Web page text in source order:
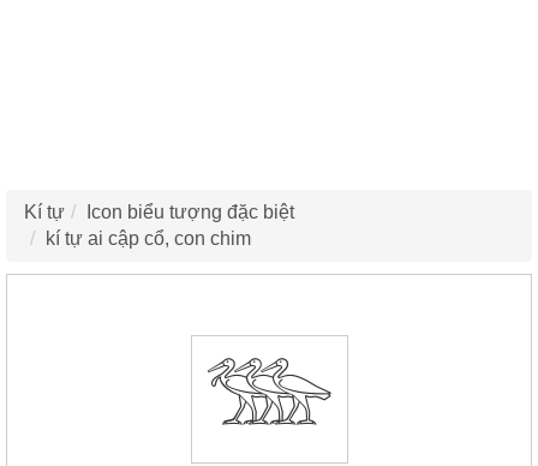
Kí tự
Icon biểu tượng đặc biệt
kí tự ai cập cổ, con chim
𓅢